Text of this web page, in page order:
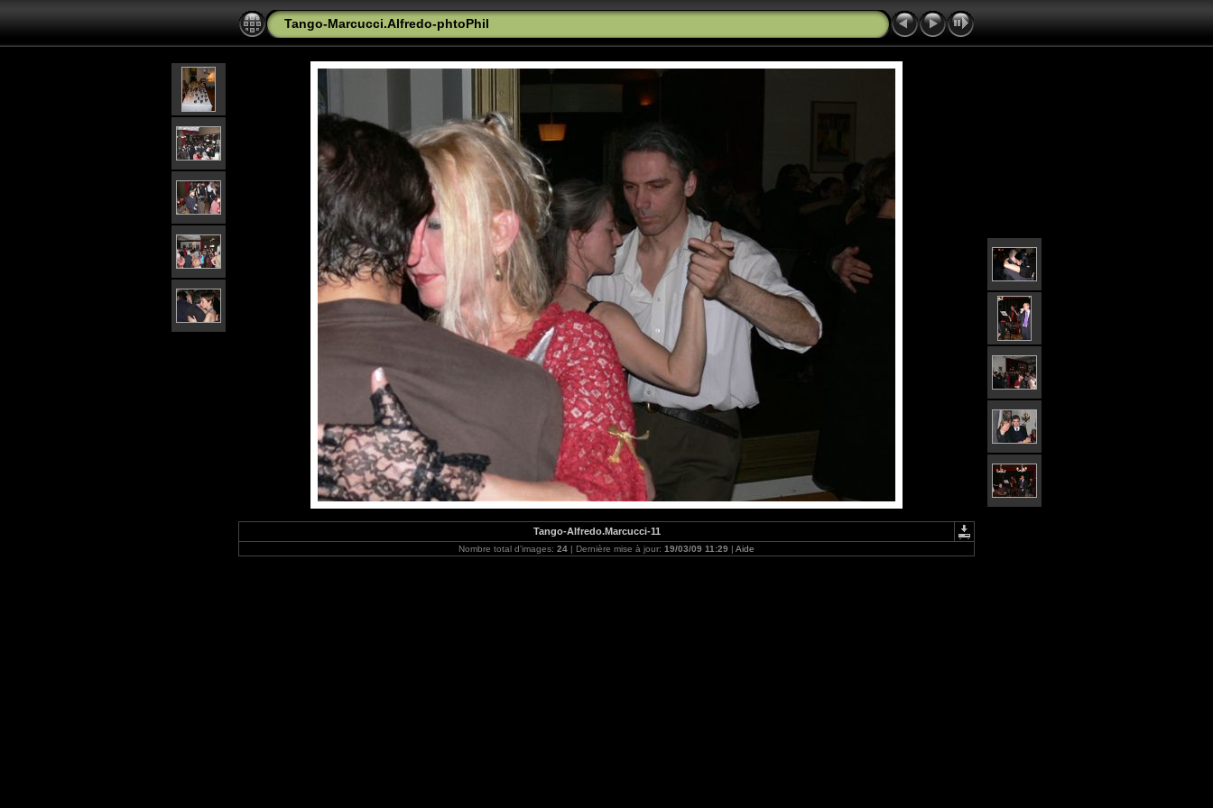
Tango-Marcucci.Alfredo-phtoPhil
Tango-Alfredo.Marcucci-11
Nombre total d'images: 24 | Dernière mise à jour: 19/03/09 11:29 | Aide